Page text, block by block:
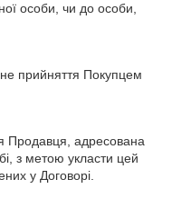
особи, чи до особи,
прийняття Покупцем
Продавця, адресована
з метою укласти цей
у Договорі.